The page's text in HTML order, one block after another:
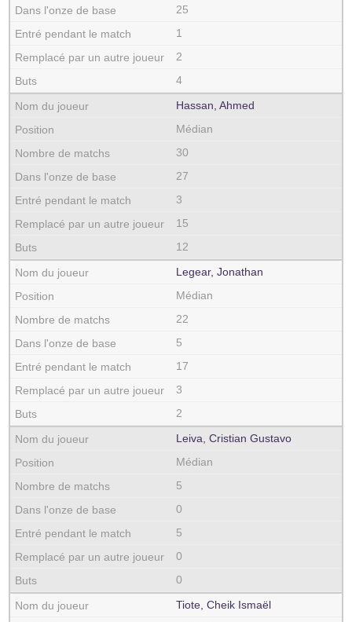
25
1
2
4
Hassan, Ahmed
Médian
30
27
3
15
12
Legear, Jonathan
Médian
22
5
17
3
2
Leiva, Cristian Gustavo
Médian
5
0
5
0
0
Tiote, Cheik Ismaël